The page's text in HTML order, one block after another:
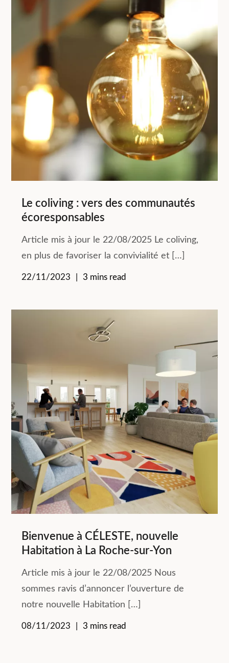
Le coliving : vers des communautés
écoresponsables
Article mis à jour le 22/08/2025 Le coliving,
en plus de favoriser la convivialité et […]
22/11/2023 3 mins read
Bienvenue à CÉLESTE, nouvelle
Habitation à La Roche-sur-Yon
Article mis à jour le 22/08/2025 Nous
sommes ravis d’annoncer l’ouverture de
notre nouvelle Habitation […]
08/11/2023 3 mins read